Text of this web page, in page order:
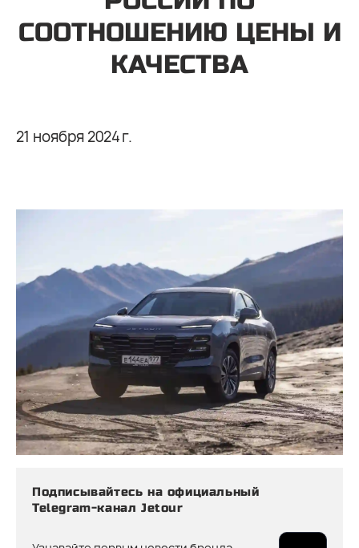
СООТНОШЕНИЮ ЦЕНЫ И
КАЧЕСТВА
21 ноября 2024 г.
Подписывайтесь на официальный
Telegram-канал Jetour